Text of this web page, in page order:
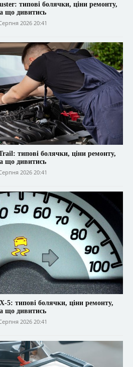
типові болячки, ціни ремонту,
що дивитись
2026 20:41
типові болячки, ціни ремонту,
що дивитись
2026 20:41
5: типові болячки, ціни ремонту,
що дивитись
2026 20:41